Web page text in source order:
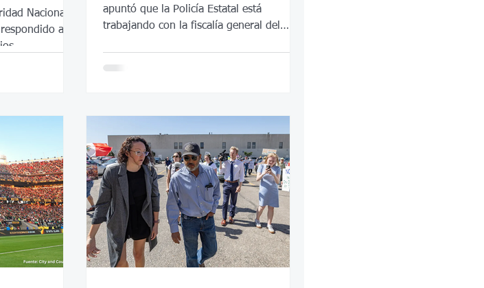
Nacional,
a
apuntó que la Policía Estatal está
trabajando con la fiscalía general del